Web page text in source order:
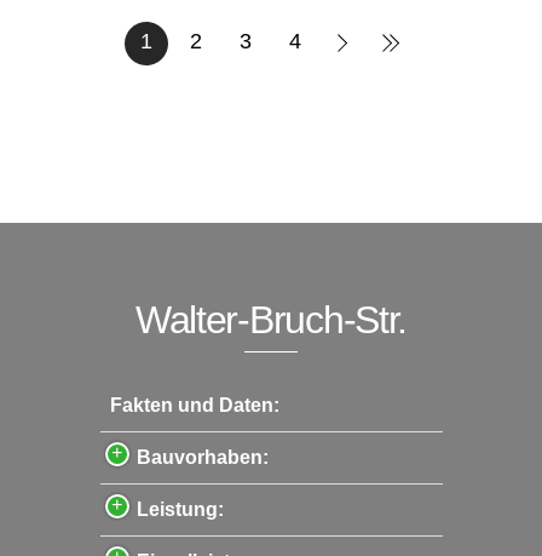
1 2 3 4
Walter-Bruch-Str.
Fakten und Daten:
Bauvorhaben:
Leistung: